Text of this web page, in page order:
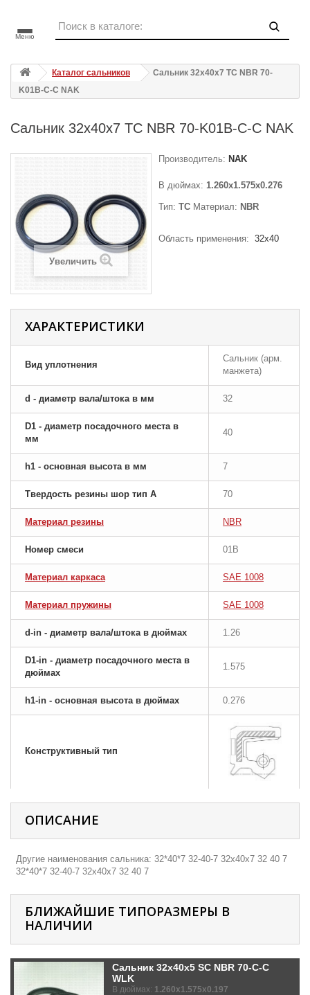
Меню
Каталог сальников
Сальник 32x40x7 TC NBR 70-
K01B-C-C NAK
Сальник 32x40x7 TC NBR 70-K01B-C-C NAK
Увеличить
Производитель: NAK
В дюймах: 1.260x1.575x0.276
Тип: TC Материал: NBR
Область применения: 32x40
ХАРАКТЕРИСТИКИ
Вид уплотнения
Сальник (арм.
манжета)
d - диаметр вала/штока в мм 32
D1 - диаметр посадочного места в
мм
40
h1 - основная высота в мм 7
Твердость резины шор тип A 70
Материал резины NBR
Номер смеси 01B
Материал каркаса SAE 1008
Материал пружины SAE 1008
d-in - диаметр вала/штока в дюймах 1.26
D1-in - диаметр посадочного места в
дюймах
1.575
h1-in - основная высота в дюймах 0.276
Конструктивный тип
ОПИСАНИЕ
Другие наименования сальника: 32*40*7 32-40-7 32х40х7 32 40 7
32*40*7 32-40-7 32х40х7 32 40 7
БЛИЖАЙШИЕ ТИПОРАЗМЕРЫ В
НАЛИЧИИ
Сальник 32x40x5 SC NBR 70-C-C
WLK
В дюймах: 1.260x1.575x0.197